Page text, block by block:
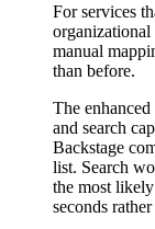
For services
organizational
manual
than before.
The
and search
Backstage
list. Search
the most
seconds